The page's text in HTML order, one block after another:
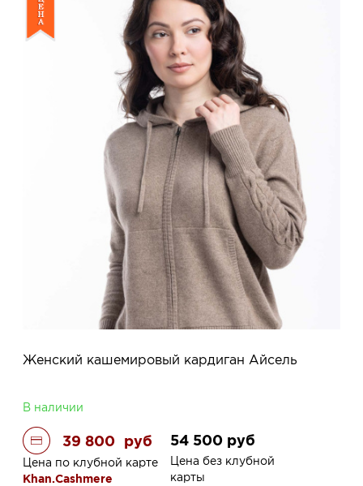
Женский кашемировый кардиган Айсель
В наличии
39 800 руб
Цена по клубной карте
Khan.Cashmere
54 500 руб
Цена без клубной
карты